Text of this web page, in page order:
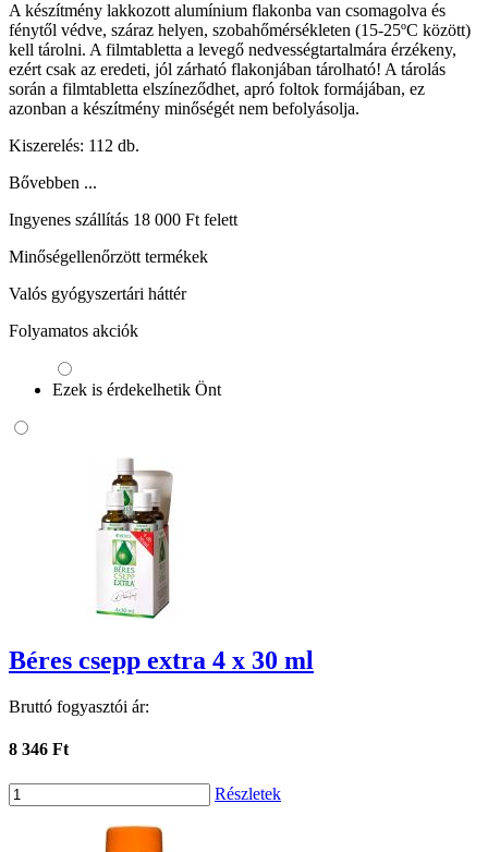
A készítmény lakkozott alumínium flakonba van csomagolva és
fény­től védve, száraz helyen, szobahőmérsékleten (15-25ºC között)
kell tárolni. A filmtabletta a levegő nedvességtartalmára érzékeny,
ezért csak az eredeti, jól zárható flakonjában tárolható! A tárolás
során a filmtabletta elszíneződhet, apró foltok formájában, ez
azonban a készítmény minőségét nem befolyásolja.
Kiszerelés: 112 db.
Bővebben ...
Ingyenes szállítás 18 000 Ft felett
Minőségellenőrzött termékek
Valós gyógyszertári háttér
Folyamatos akciók
Ezek is érdekelhetik Önt
Béres csepp extra 4 x 30 ml
Bruttó fogyasztói ár:
8 346 Ft
Részletek